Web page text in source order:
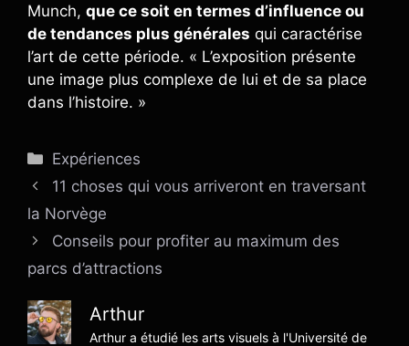
Munch, que ce soit en termes d’influence ou
de tendances plus générales qui caractérise
l’art de cette période. « L’exposition présente
une image plus complexe de lui et de sa place
dans l’histoire. »
Catégories
Expériences
11 choses qui vous arriveront en traversant
la Norvège
Conseils pour profiter au maximum des
parcs d’attractions
Arthur
Arthur a étudié les arts visuels à l'Université de